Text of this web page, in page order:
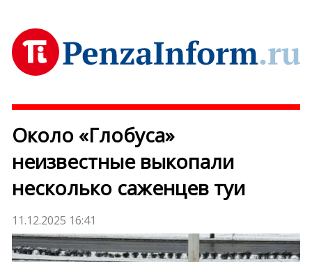
Около «Глобуса»
неизвестные выкопали
несколько саженцев туи
11.12.2025 16:41